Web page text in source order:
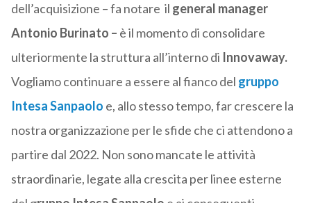
dell’acquisizione – fa notare il general manager
Antonio Burinato – è il momento di consolidare
ulteriormente la struttura all’interno di Innovaway.
Vogliamo continuare a essere al fianco del gruppo
Intesa Sanpaolo e, allo stesso tempo, far crescere la
nostra organizzazione per le sfide che ci attendono a
partire dal 2022. Non sono mancate le attività
straordinarie, legate alla crescita per linee esterne